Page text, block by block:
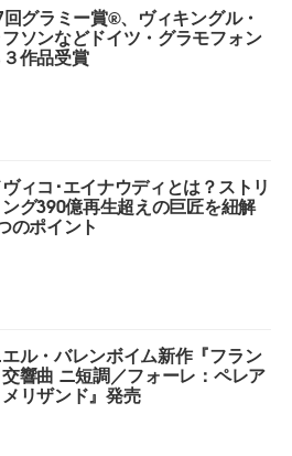
グラミー賞︎®️、ヴィキングル・
ソンなどドイツ・グラモフォン
作品受賞
ィコ･エイナウディとは？ストリ
グ390億再生超えの巨匠を紐解
のポイント
ル・バレンボイム新作『フラン
響曲 ニ短調／フォーレ：ペレア
リザンド』発売